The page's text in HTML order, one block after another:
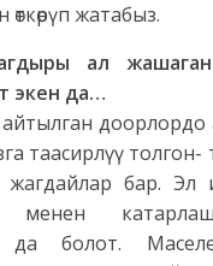
жатабыз.
ал
экен да…
таасирлүү толгон-
жагдайлар бар.
менен
да болот.